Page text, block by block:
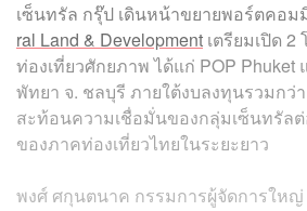
เซ็นทรัล กรุ๊ป เดินหน้าขยายพอร์ตคอ
ral Land & Development เตรียมเปิด 2
ท่องเที่ยวศักยภาพ ได้แก่ POP Phuket
พัทยา จ. ชลบุรี ภายใต้งบลงทุนรวมกว่
สะท้อนความเชื่อมั่นของกลุ่มเซ็นทรัล
ของภาคท่องเที่ยวไทยในระยะยาว
พงศ์ ศกุนตนาค กรรมการผู้จัดการให